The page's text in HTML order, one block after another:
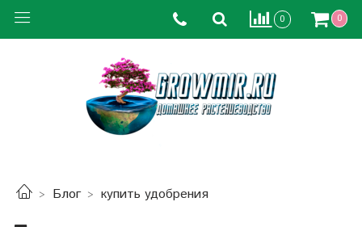
0 0
Блог купить удобрения